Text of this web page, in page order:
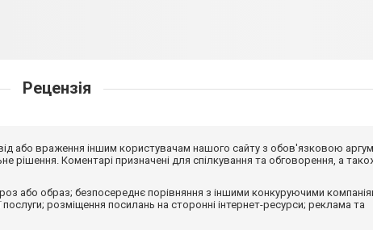
Рецензія
або враження іншим користувачам нашого сайту з обов'язковою
рішення. Коментарі призначені для спілкування та обговорення, а
або образ; безпосереднє порівняння з іншими конкуруючими
послуги; розміщення посилань на сторонні інтернет-ресурси; реклама та